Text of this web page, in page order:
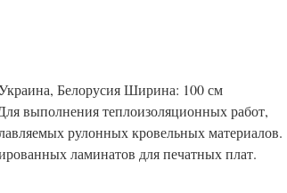
Белорусия Ширина: 100 см
выполнения теплоизоляционных работ,
рулонных кровельных материалов.
ламинатов для печатных плат.